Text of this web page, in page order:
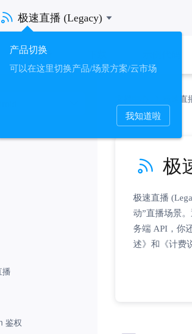
 极速直播 (Legacy)
产品切换
可以在这里切换产品/场景方案/云市场
我知道啦
API 参考
鉴权
极速直
 极
极速直播
动”直播场景
务端 API，你
述》和《计费